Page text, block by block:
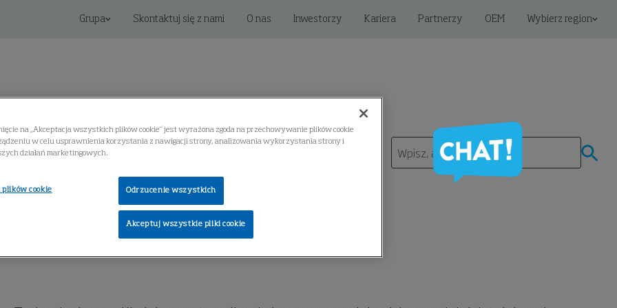
Grupa Skontaktuj się z nami O nas Inwestorzy Kariera Partnerzy OEM Wybierz region
Rozwiązania cyfrowe
na „Akceptacja wszystkich plików cookie” jest wyrażona zgoda na przechowywanie plików cookie
w celu usprawnienia korzystania z nawigacji strony, analizowania wykorzystania strony i
działań marketingowych.
Odrzucenie wszystkich
Akceptuj wszystkie pliki cookie
cookie